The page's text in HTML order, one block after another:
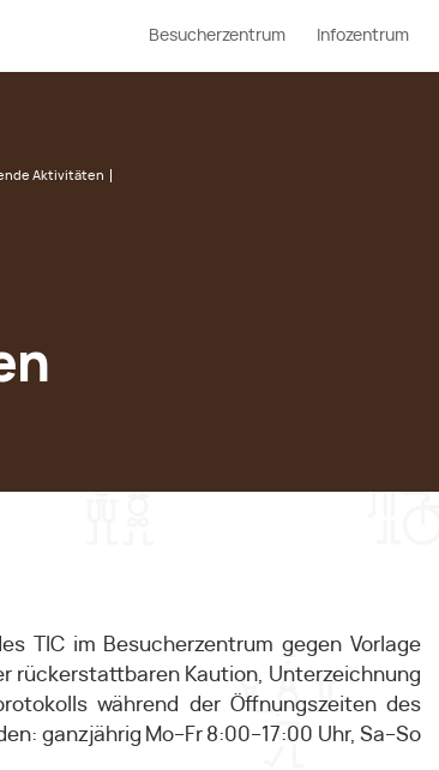
Besucherzentrum Infozentrum
Aktivitäten
TIC im Besucherzentrum gegen Vorlage
rückerstattbaren Kaution, Unterzeichnung
während der Öffnungszeiten des
ganzjährig Mo–Fr 8:00–17:00 Uhr, Sa–So